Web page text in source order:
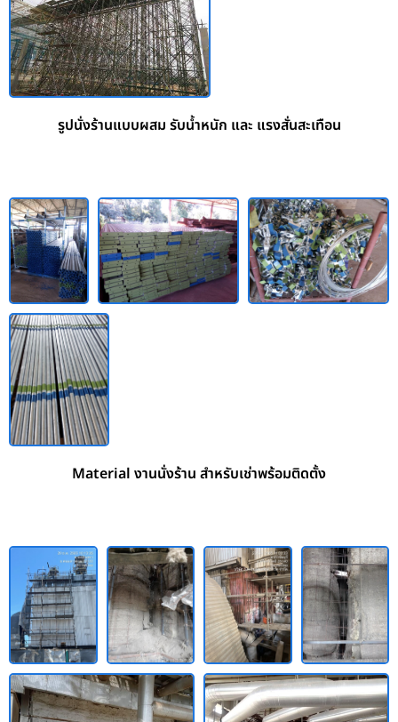
รูปนั่งร้านแบบผสม รับน้ำหนัก และ แรงสั่นสะเทือน
Material งานนั่งร้าน สำหรับเช่าพร้อมติดตั้ง